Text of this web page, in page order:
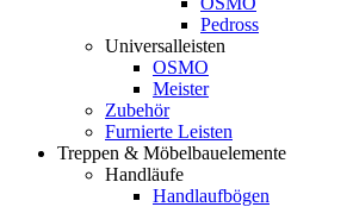
Pedross
Universalleisten
OSMO
Meister
Zubehör
Furnierte Leisten
Treppen & Möbelbauelemente
Handläufe
Handlaufbögen